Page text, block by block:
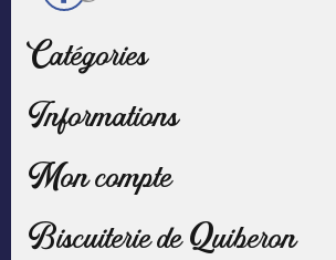
Catégories
Informations
Mon compte
Biscuiterie de Quiberon